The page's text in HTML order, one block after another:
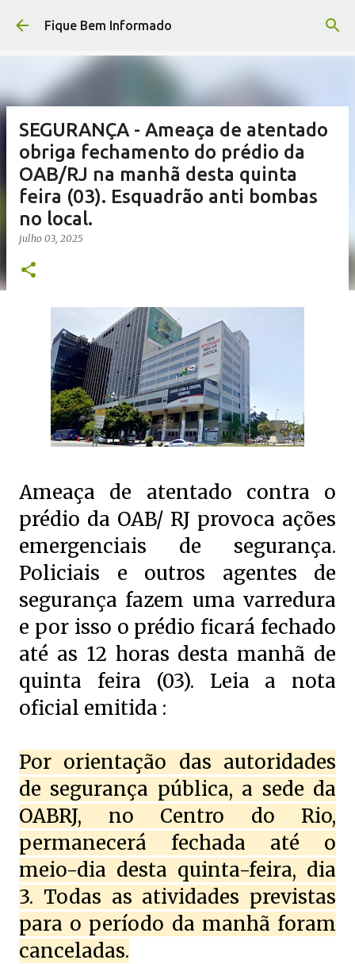
Pular para o conteúdo principal
Fique Bem Informado
SEGURANÇA - Ameaça de atentado
obriga fechamento do prédio da
OAB/RJ na manhã desta quinta
feira (03). Esquadrão anti bombas
no local.
julho 03, 2025
Ameaça de atentado contra o
prédio da OAB/ RJ provoca ações
emergenciais de segurança.
Policiais e outros agentes de
segurança fazem uma varredura
e por isso o prédio ficará fechado
até as 12 horas desta manhã de
quinta feira (03). Leia a nota
oficial emitida :
Por orientação das autoridades
de segurança pública, a sede da
OABRJ, no Centro do Rio,
permanecerá fechada até o
meio-dia desta quinta-feira, dia
3. Todas as atividades previstas
para o período da manhã foram
canceladas.